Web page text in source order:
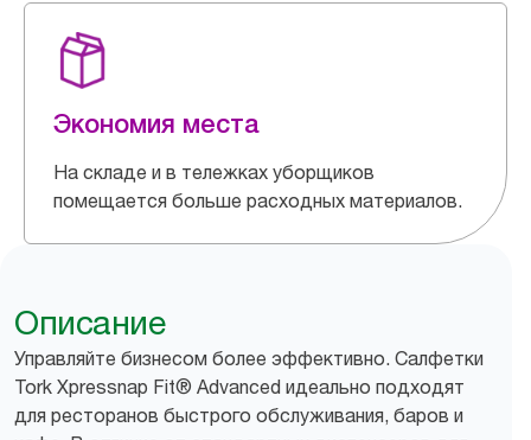
Экономия места
На складе и в тележках уборщиков
помещается больше расходных материалов.
Описание
Управляйте бизнесом более эффективно. Салфетки
Tork Xpressnap Fit® Advanced идеально подходят
для ресторанов быстрого обслуживания, баров и